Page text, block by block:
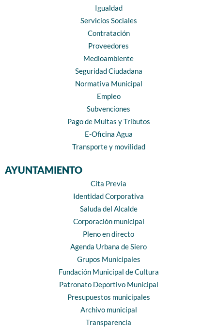
Igualdad
Servicios Sociales
Contratación
Proveedores
Medioambiente
Seguridad Ciudadana
Normativa Municipal
Empleo
Subvenciones
Pago de Multas y Tributos
E-Oficina Agua
Transporte y movilidad
AYUNTAMIENTO
Cita Previa
Identidad Corporativa
Saluda del Alcalde
Corporación municipal
Pleno en directo
Agenda Urbana de Siero
Grupos Municipales
Fundación Municipal de Cultura
Patronato Deportivo Municipal
Presupuestos municipales
Archivo municipal
Transparencia